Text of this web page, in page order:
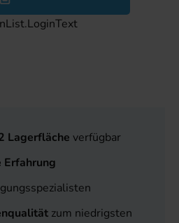
Lagerfläche verfügbar
Erfahrung
zum niedrigsten